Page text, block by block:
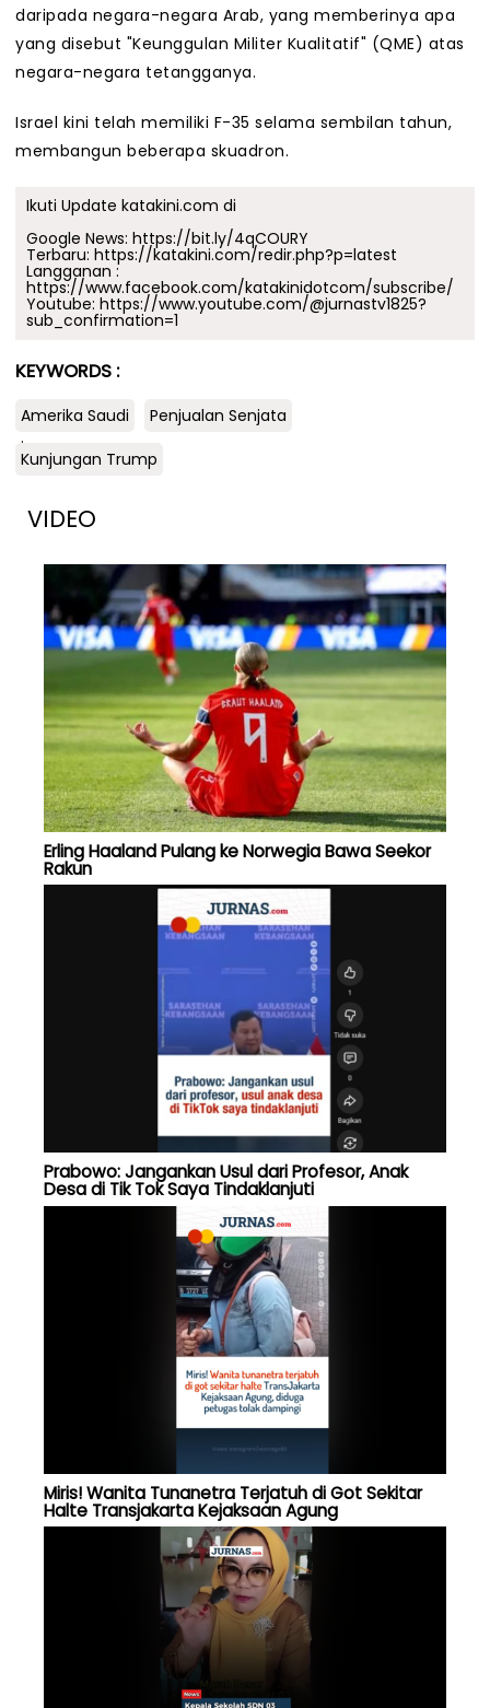
daripada negara-negara Arab, yang memberinya apa
yang disebut "Keunggulan Militer Kualitatif" (QME) atas
negara-negara tetangganya.
Israel kini telah memiliki F-35 selama sembilan tahun,
membangun beberapa skuadron.
Ikuti Update katakini.com di
Google News: https://bit.ly/4qCOURY
Terbaru: https://katakini.com/redir.php?p=latest
Langganan :
https://www.facebook.com/katakinidotcom/subscribe/
Youtube: https://www.youtube.com/@jurnastv1825?
sub_confirmation=1
KEYWORDS :
Amerika Saudi
Penjualan Senjata
.
Kunjungan Trump
VIDEO
Erling Haaland Pulang ke Norwegia Bawa Seekor
Rakun
Prabowo: Jangankan Usul dari Profesor, Anak
Desa di Tik Tok Saya Tindaklanjuti
Miris! Wanita Tunanetra Terjatuh di Got Sekitar
Halte Transjakarta Kejaksaan Agung